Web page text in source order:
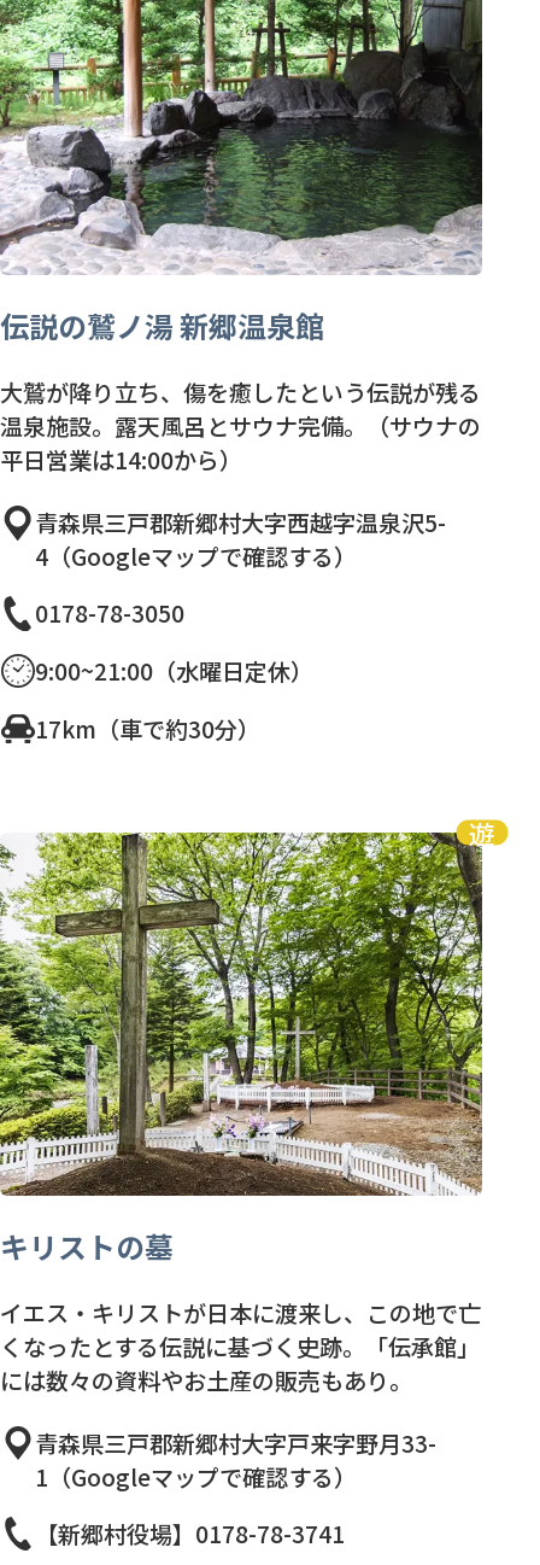
伝説の鷲ノ湯 新郷温泉館
大鷲が降り立ち、傷を癒したという伝説が残る
温泉施設。露天風呂とサウナ完備。（サウナの
平日営業は14:00から）
青森県三戸郡新郷村大字西越字温泉沢5-
4（Googleマップで確認する）
0178-78-3050
9:00~21:00（水曜日定休）
17km（車で約30分）
キリストの墓
イエス・キリストが日本に渡来し、この地で亡
くなったとする伝説に基づく史跡。「伝承館」
には数々の資料やお土産の販売もあり。
青森県三戸郡新郷村大字戸来字野月33-
1（Googleマップで確認する）
【新郷村役場】0178-78-3741